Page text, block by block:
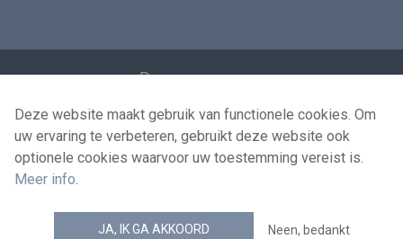
Persoonsgegevens
Voorwaarden voor het hergebruik
Contacteer ons
news.belgium RSS feed
Deze website maakt gebruik van functionele cookies. Om
uw ervaring te verbeteren, gebruikt deze website ook
optionele cookies waarvoor uw toestemming vereist is.
Meer info.
JA, IK GA AKKOORD Neen, bedankt